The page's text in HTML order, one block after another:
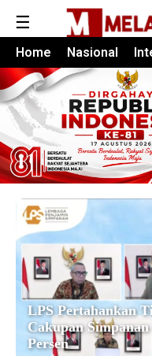
☰
Home Nasional
LPS Pertahankan
Cakupan
Persen